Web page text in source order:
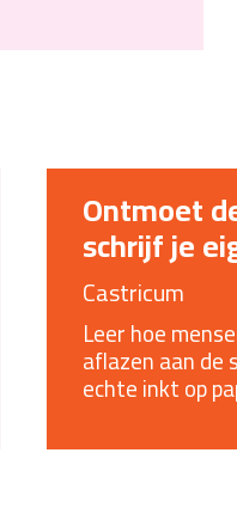
Ontmoet
schrijf je
Castricum
Leer hoe
aflazen aan
echte inkt op